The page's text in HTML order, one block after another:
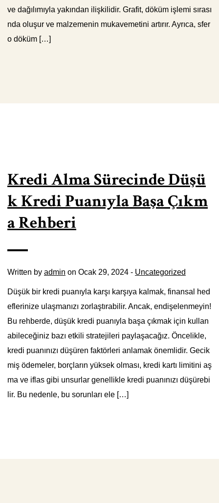
ve dağılımıyla yakından ilişkilidir. Grafit, döküm işlemi sırası
nda oluşur ve malzemenin mukavemetini artırır. Ayrıca, sfer
o döküm […]
Kredi Alma Sürecinde Düşü
k Kredi Puanıyla Başa Çıkm
a Rehberi
Written by admin on Ocak 29, 2024 - Uncategorized
Düşük bir kredi puanıyla karşı karşıya kalmak, finansal hed
eflerinize ulaşmanızı zorlaştırabilir. Ancak, endişelenmeyin!
Bu rehberde, düşük kredi puanıyla başa çıkmak için kullan
abileceğiniz bazı etkili stratejileri paylaşacağız. Öncelikle,
kredi puanınızı düşüren faktörleri anlamak önemlidir. Gecik
miş ödemeler, borçların yüksek olması, kredi kartı limitini aş
ma ve iflas gibi unsurlar genellikle kredi puanınızı düşürebi
lir. Bu nedenle, bu sorunları ele […]